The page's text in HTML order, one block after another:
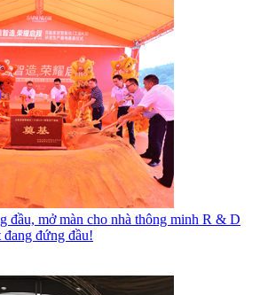
đầu, mở màn cho nhà thông minh R & D
đang đứng đầu!